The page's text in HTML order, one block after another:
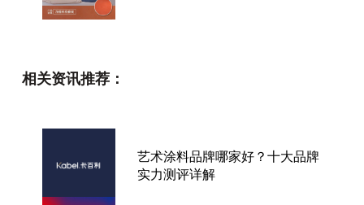
打造高价值的艺术涂料品牌营销
相关资讯推荐：
艺术涂料品牌哪家好？十大品牌
实力测评详解